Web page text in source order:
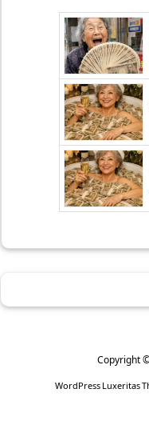
Copyright
WordPress Luxeritas